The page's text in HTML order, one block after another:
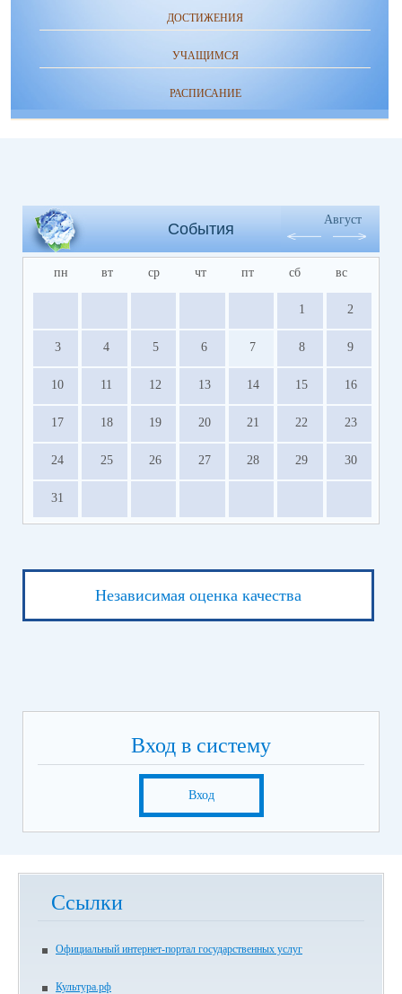
ДОСТИЖЕНИЯ
УЧАЩИМСЯ
РАСПИСАНИЕ
События
Август
пн вт ср чт пт сб вс
1 2
3 4 5 6 7 8 9
10 11 12 13 14 15 16
17 18 19 20 21 22 23
24 25 26 27 28 29 30
31
Независимая оценка качества
Вход в систему
Вход
Ссылки
Официальный интернет-портал государственных услуг
Культура.рф